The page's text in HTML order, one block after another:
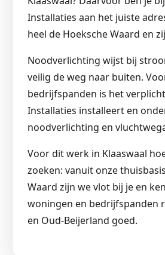
Installaties aan het juiste
heel de Hoeksche Waard en
Noodverlichting wijst bij
veilig de weg naar buiten.
bedrijfspanden is het
Installaties installeert en
noodverlichting en
Voor dit werk in Klaaswaal
zoeken: vanuit onze
Waard zijn we vlot bij je en
woningen en bedrijfspanden
en Oud-Beijerland goed.